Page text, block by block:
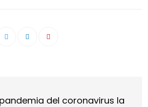
del coronavirus la